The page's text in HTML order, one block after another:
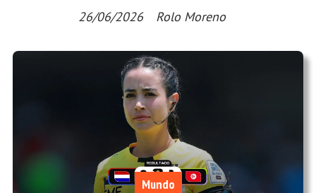
Rolo Moreno
26/06/2026
Mundo